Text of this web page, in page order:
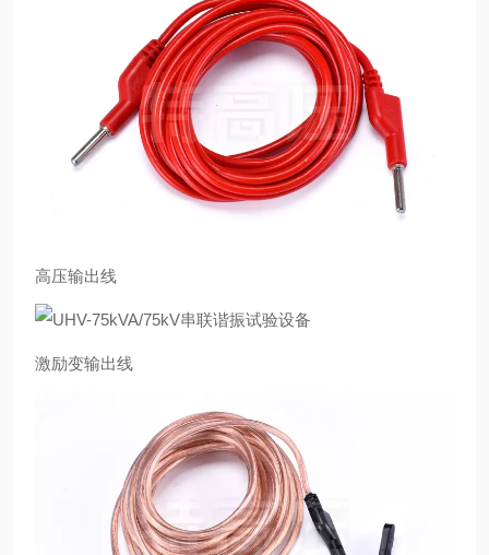
高压输出线
激励变输出线